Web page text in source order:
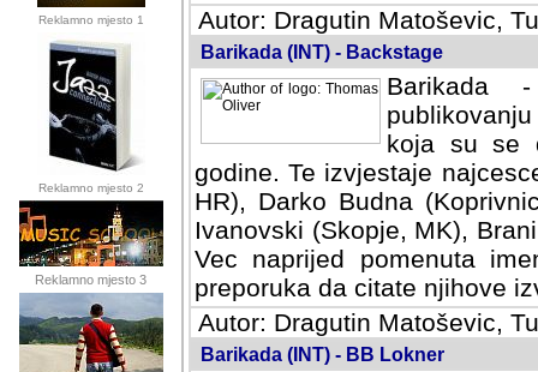
Reklamno mjesto 1
Reklamno mjesto 2
Reklamno mjesto 3
Autor: Dragutin Matoševic,
Barikada (INT) - Backstage
Barikada
koja su se
godine. Te izvjestaje
HR), Darko Budna
Ivanovski (Skopje, MK),
Vec naprijed pomenuta
preporuka da citate njihove
Autor: Dragutin Matoševic,
Barikada (INT) - BB Lokner